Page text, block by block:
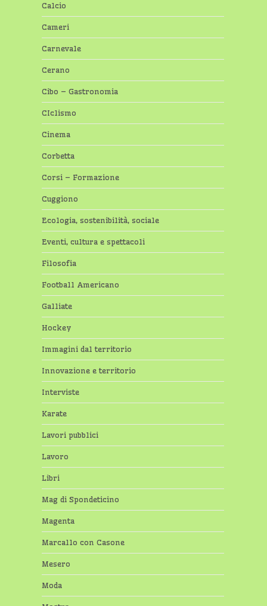
Calcio
Cameri
Carnevale
Cerano
Cibo – Gastronomia
CIclismo
Cinema
Corbetta
Corsi – Formazione
Cuggiono
Ecologia, sostenibilità, sociale
Eventi, cultura e spettacoli
Filosofia
Football Americano
Galliate
Hockey
Immagini dal territorio
Innovazione e territorio
Interviste
Karate
Lavori pubblici
Lavoro
Libri
Mag di Spondeticino
Magenta
Marcallo con Casone
Mesero
Moda